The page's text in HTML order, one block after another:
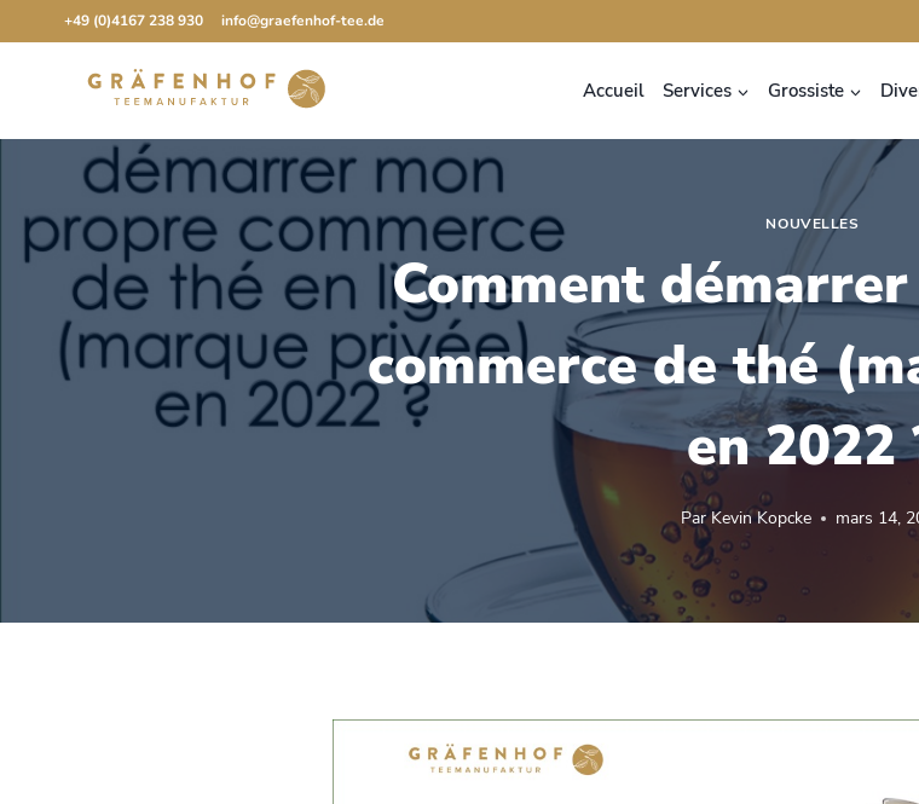
+49 (0)4167 238 930 info@graefenhof-tee.de
Accueil Services Grossiste
NOUVELLES
Comment
commerce de thé
en 2022
ParKevin Kopcke mars 14,